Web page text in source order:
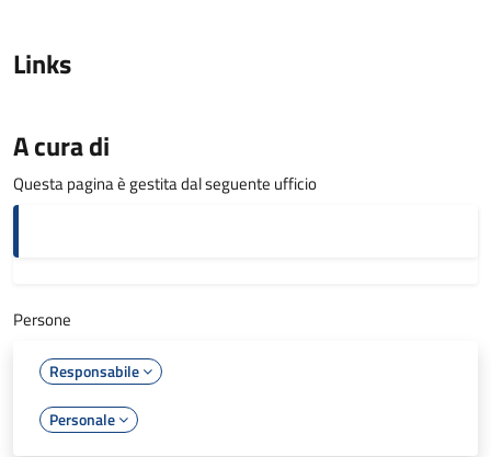
Links
A cura di
Questa pagina è gestita dal seguente ufficio
Persone
Responsabile
Personale